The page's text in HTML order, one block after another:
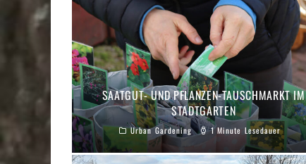
SAATGUT- UND PFLANZEN-TAUSCHMARKT IM
STADTGARTEN
Urban Gardening 1 Minute Lesedauer